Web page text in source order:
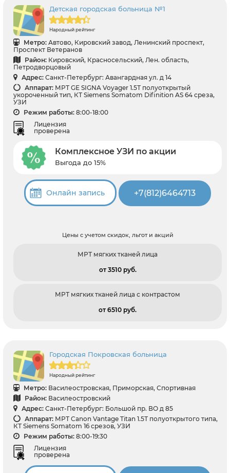
Детская городская больница №1
Народный рейтинг
Метро: Автово, Кировский завод, Ленинский проспект,
Проспект Ветеранов
Район: Кировский, Красносельский, Лен. область,
Петродворцовый
Адрес: Санкт-Петербург: Авангардная ул. д 14
Аппарат: МРТ GЕ SIGNA Voyager 1.5Т полуоткрытый
укороченный тип, КТ Siemens Somatom Difinition AS 64 среза,
УЗИ
Режим работы: 8:00-18:00
Лицензия
проверена
Комплексное УЗИ по акции
Выгода до 15%
Онлайн запись +7(812)6464713
Цены с учетом скидок, льгот и акций
МРТ мягких тканей лица
от 3510 pуб.
МРТ мягких тканей лица с контрастом
от 6510 pуб.
Городская Покровская больница
Народный рейтинг
Метро: Василеостровская, Приморская, Спортивная
Район: Василеостровский
Адрес: Санкт-Петербург: Большой пр. ВО д 85
Аппарат: МРТ Canon Vantage Titan 1.5Т полуоткрытого типа,
КТ Siemens Somatom 16 срезов, УЗИ
Режим работы: 8:00-19:30
Лицензия
проверена